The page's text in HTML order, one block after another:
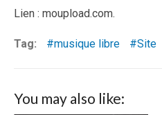
Lien : moupload.com.
Tag: musique libre Site
You may also like: